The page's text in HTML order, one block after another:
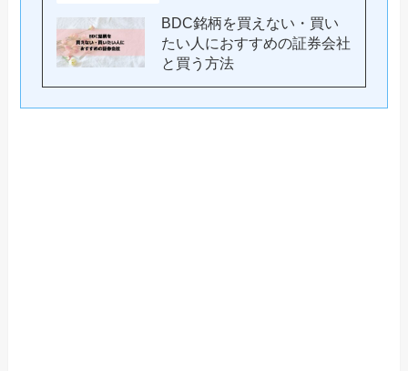
BDC銘柄を買えない・買い
たい人におすすめの証券会社
と買う方法